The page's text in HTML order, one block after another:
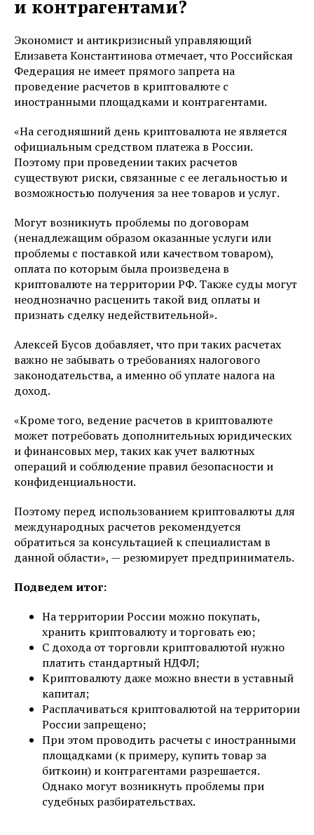
и контрагентами?
Экономист и антикризисный управляющий
Елизавета Константинова отмечает, что Российская
Федерация не имеет прямого запрета на
проведение расчетов в криптовалюте с
иностранными площадками и контрагентами.
«На сегодняшний день криптовалюта не является
официальным средством платежа в России.
Поэтому при проведении таких расчетов
существуют риски, связанные с ее легальностью и
возможностью получения за нее товаров и услуг.
Могут возникнуть проблемы по договорам
(ненадлежащим образом оказанные услуги или
проблемы с поставкой или качеством товаром),
оплата по которым была произведена в
криптовалюте на территории РФ. Также суды могут
неоднозначно расценить такой вид оплаты и
признать сделку недействительной».
Алексей Бусов добавляет, что при таких расчетах
важно не забывать о требованиях налогового
законодательства, а именно об уплате налога на
доход.
«Кроме того, ведение расчетов в криптовалюте
может потребовать дополнительных юридических
и финансовых мер, таких как учет валютных
операций и соблюдение правил безопасности и
конфиденциальности.
Поэтому перед использованием криптовалюты для
международных расчетов рекомендуется
обратиться за консультацией к специалистам в
данной области», — резюмирует предприниматель.
Подведем итог:
На территории России можно покупать,
хранить криптовалюту и торговать ею;
С дохода от торговли криптовалютой нужно
платить стандартный НДФЛ;
Криптовалюту даже можно внести в уставный
капитал;
Расплачиваться криптовалютой на территории
России запрещено;
При этом проводить расчеты с иностранными
площадками (к примеру, купить товар за
биткоин) и контрагентами разрешается.
Однако могут возникнуть проблемы при
судебных разбирательствах.